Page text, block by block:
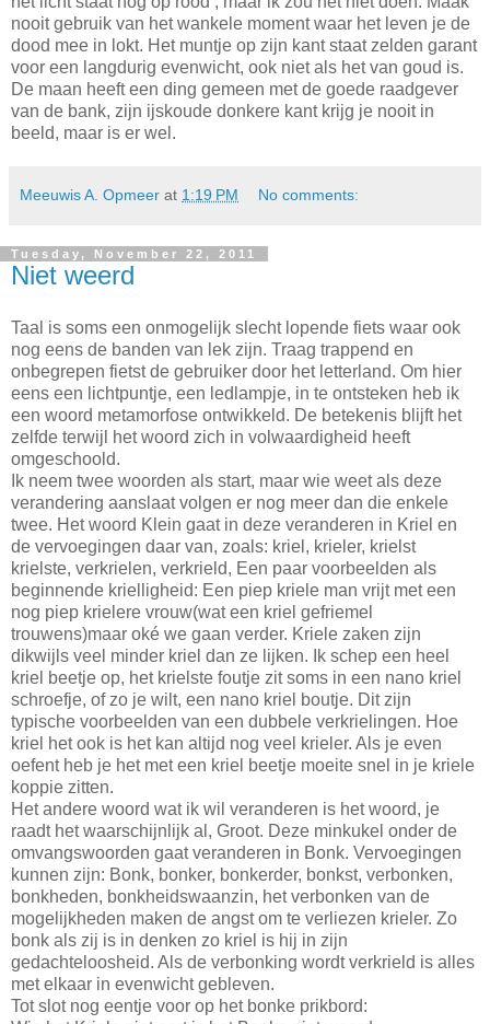
nooit gebruik van het wankele moment waar het leven je de
dood mee in lokt. Het muntje op zijn kant staat zelden garant
voor een langdurig evenwicht, ook niet als het van goud is.
De maan heeft een ding gemeen met de goede raadgever
van de bank, zijn ijskoude donkere kant krijg je nooit in
beeld, maar is er wel.
Meeuwis A. Opmeer at 1:19 PM No comments:
Tuesday, November 22, 2011
Niet weerd
Taal is soms een onmogelijk slecht lopende fiets waar ook
nog eens de banden van lek zijn. Traag trappend en
onbegrepen fietst de gebruiker door het letterland. Om hier
eens een lichtpuntje, een ledlampje, in te ontsteken heb ik
een woord metamorfose ontwikkeld. De betekenis blijft het
zelfde terwijl het woord zich in volwaardigheid heeft
omgeschoold.
Ik neem twee woorden als start, maar wie weet als deze
verandering aanslaat volgen er nog meer dan die enkele
twee. Het woord Klein gaat in deze veranderen in Kriel en
de vervoegingen daar van, zoals: kriel, krieler, krielst
krielste, verkrielen, verkrield, Een paar voorbeelden als
beginnende krielligheid: Een piep kriele man vrijt met een
nog piep krielere vrouw(wat een kriel gefriemel
trouwens)maar oké we gaan verder. Kriele zaken zijn
dikwijls veel minder kriel dan ze lijken. Ik schep een heel
kriel beetje op, het krielste foutje zit soms in een nano kriel
schroefje, of zo je wilt, een nano kriel boutje. Dit zijn
typische voorbeelden van een dubbele verkrielingen. Hoe
kriel het ook is het kan altijd nog veel krieler. Als je even
oefent heb je het met een kriel beetje moeite snel in je kriele
koppie zitten.
Het andere woord wat ik wil veranderen is het woord, je
raadt het waarschijnlijk al, Groot. Deze minkukel onder de
omvangswoorden gaat veranderen in Bonk. Vervoegingen
kunnen zijn: Bonk, bonker, bonkerder, bonkst, verbonken,
bonkheden, bonkheidswaanzin, het verbonken van de
mogelijkheden maken de angst om te verliezen krieler. Zo
bonk als zij is in denken zo kriel is hij in zijn
gedachteloosheid. Als de verbonking wordt verkrield is alles
met elkaar in evenwicht gebleven.
Tot slot nog eentje voor op het bonke prikbord: